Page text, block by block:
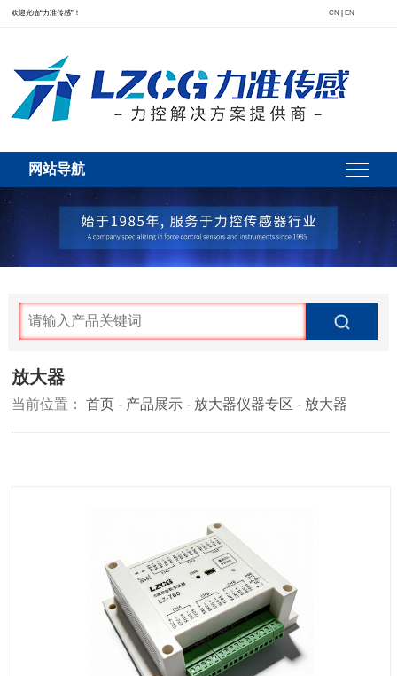
欢迎光临“力准传感”！ CN EN
网站导航
放大器
当前位置：首页 - 产品展示 - 放大器仪器专区 - 放大器